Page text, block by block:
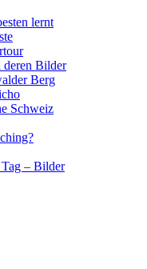
lernt
deren Bilder
Berg
Schweiz
– Bilder